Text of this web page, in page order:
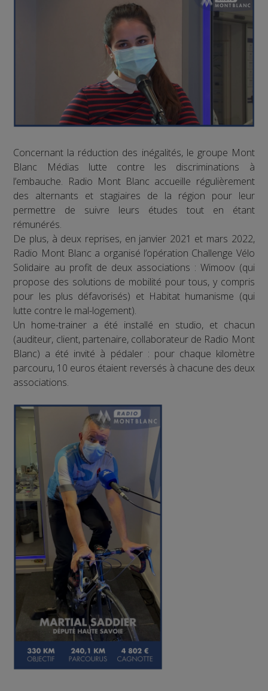
Concernant la réduction des inégalités, le groupe Mont
Blanc Médias lutte contre les discriminations à
l’embauche. Radio Mont Blanc accueille régulièrement
des alternants et stagiaires de la région pour leur
permettre de suivre leurs études tout en étant
rémunérés.
De plus, à deux reprises, en janvier 2021 et mars 2022,
Radio Mont Blanc a organisé l’opération Challenge Vélo
Solidaire au profit de deux associations : Wimoov (qui
propose des solutions de mobilité pour tous, y compris
pour les plus défavorisés) et Habitat humanisme (qui
lutte contre le mal-logement).
Un home-trainer a été installé en studio, et chacun
(auditeur, client, partenaire, collaborateur de Radio Mont
Blanc) a été invité à pédaler : pour chaque kilomètre
parcouru, 10 euros étaient reversés à chacune des deux
associations.